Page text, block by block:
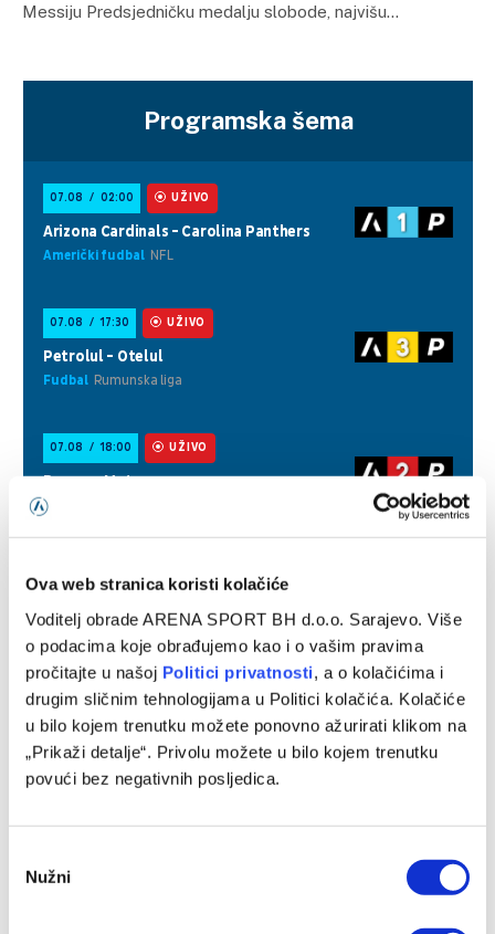
Ova web stranica koristi kolačiće
Voditelj obrade ARENA SPORT BH d.o.o. Sarajevo. Više
o podacima koje obrađujemo kao i o vašim pravima
pročitajte u našoj Politici privatnosti, a o kolačićima i
drugim sličnim tehnologijama u Politici kolačića. Kolačiće
u bilo kojem trenutku možete ponovno ažurirati klikom na
„Prikaži detalje“. Privolu možete u bilo kojem trenutku
povući bez negativnih posljedica.
Selection
Nužni
Messiju Predsjedničku medalju slobode, najvišu…
Programska šema